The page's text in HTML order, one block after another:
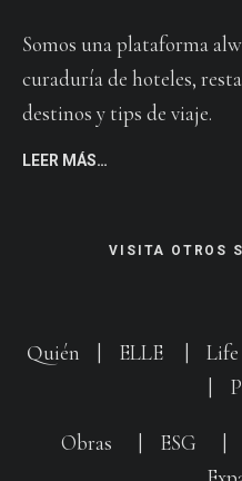
Somos una plataforma
curaduría de hoteles,
destinos y tips de viaje.
LEER MÁS…
VISITA OTROS
Quién ELLE Life
Obras ESG